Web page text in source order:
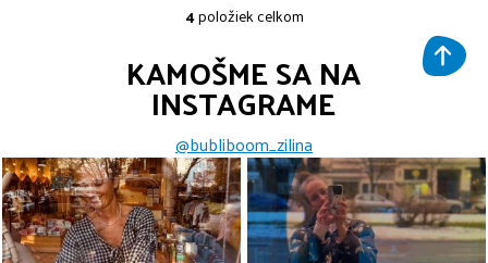
O
l
á
d
a
c
ie
p
r
4položiek celkom
KAMOŠME SA NA
INSTAGRAME
@bubliboom_zilina